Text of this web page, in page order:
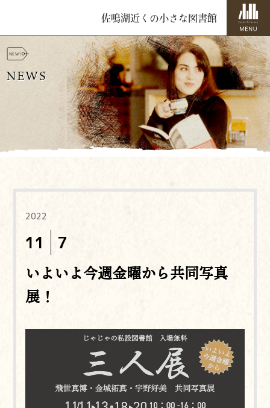
佐鳴湖近くの小さな図書館
NEWS
2022
11 7
いよいよ今週金曜から共同写真
展！